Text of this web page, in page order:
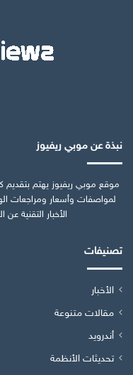
نبذة عن موبي ريفيوز
موقع موبي ريفيوز يهتم
لمواصفات وأسعار ومراجعات
الأخبار التقنية
تصنيفات
الأخبار
مقالات متنوعة
أندرويد
تحديثات الأنظمة